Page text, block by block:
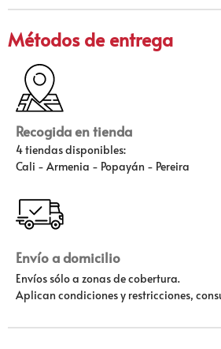
Métodos de entrega
Recogida en tienda
4 tiendas disponibles:
Cali - Armenia - Popayán - Pereira
Envío a domicilio
Envíos sólo a zonas de cobertura.
Aplican condiciones y restricciones,